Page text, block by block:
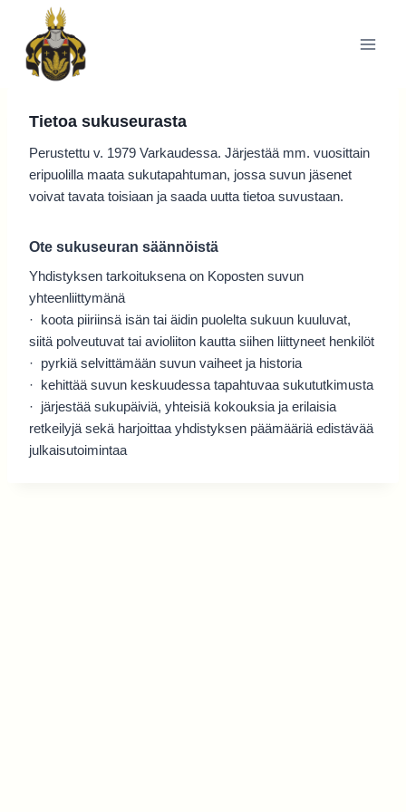
sisältöön
Tietoa sukuseurasta
Perustettu v. 1979 Varkaudessa. Järjestää mm. vuosittain
eripuolilla maata sukutapahtuman, jossa suvun jäsenet
voivat tavata toisiaan ja saada uutta tietoa suvustaan.
Ote sukuseuran säännöistä
Yhdistyksen tarkoituksena on Koposten suvun
yhteenliittymänä
· koota piiriinsä isän tai äidin puolelta sukuun kuuluvat,
siitä polveutuvat tai avioliiton kautta siihen liittyneet henkilöt
· pyrkiä selvittämään suvun vaiheet ja historia
· kehittää suvun keskuudessa tapahtuvaa sukututkimusta
· järjestää sukupäiviä, yhteisiä kokouksia ja erilaisia
retkeilyjä sekä harjoittaa yhdistyksen päämääriä edistävää
julkaisutoimintaa